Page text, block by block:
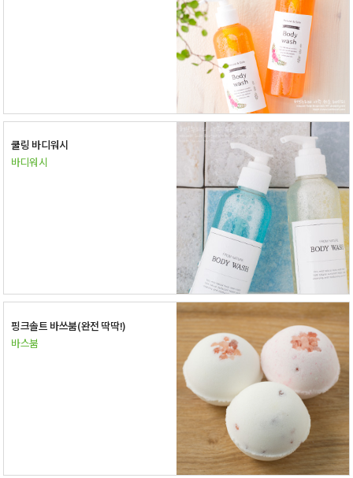
쿨링 바디워시
바디워시
핑크솔트 바쓰붐(완전 딱딱!)
바스붐